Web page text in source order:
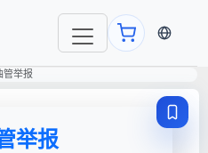
当前语
管举报
举报